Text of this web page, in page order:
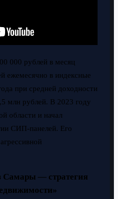
000 рублей в месяц
ежемесячно в индексные
при средней доходности
млн рублей. В 2023 году
области и начал
СИП-панелей. Его
Самары — стратегия